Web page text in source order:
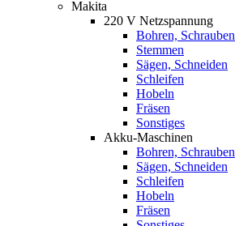
Makita
220 V Netzspannung
Bohren, Schrauben
Stemmen
Sägen, Schneiden
Schleifen
Hobeln
Fräsen
Sonstiges
Akku-Maschinen
Bohren, Schrauben
Sägen, Schneiden
Schleifen
Hobeln
Fräsen